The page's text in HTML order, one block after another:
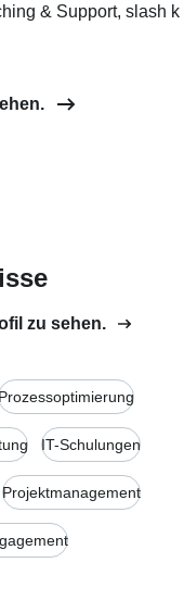
& Support, slash k
zu sehen.
IT-Schulungen
Projektmanagement